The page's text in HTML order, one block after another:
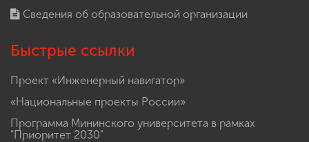
Сведения об образовательной организации
Быстрые ссылки
Проект «Инженерный навигатор»
«Национальные проекты России»
Программа Мининского университета в рамках
"Приоритет 2030"